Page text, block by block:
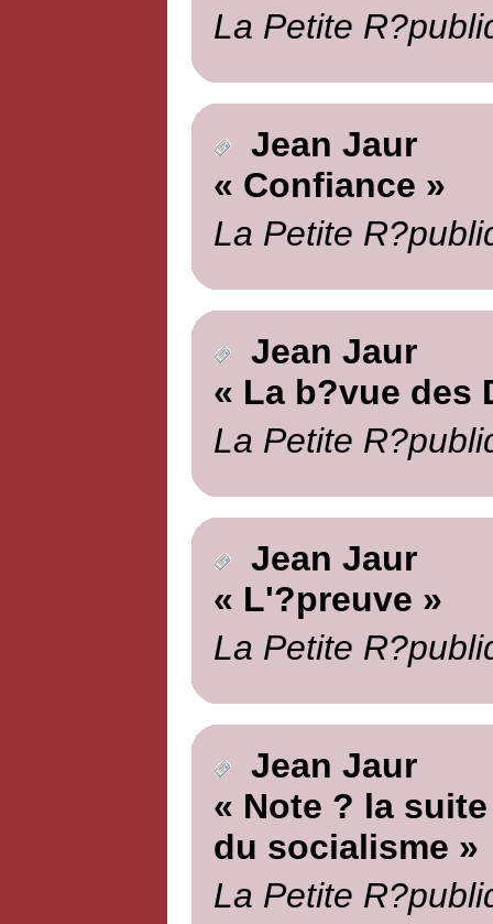
La Petite
Jean Jaur
« Confiance »
La Petite
Jean Jaur
« La b?vue des
La Petite
Jean Jaur
« L'?preuve »
La Petite
Jean Jaur
« Note ? la
du socialisme »
La Petite